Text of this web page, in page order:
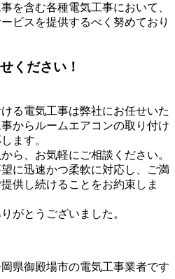
を含む各種電気工事において、
ビスを提供するべく努めており
ください！
る電気工事は弊社にお任せいた
からルームエアコンの取り付け
ます。
から、お気軽にご相談ください。
に迅速かつ柔軟に対応し、ご満
供し続けることをお約束しま
がとうございました。
県御殿場市の電気工事業者です